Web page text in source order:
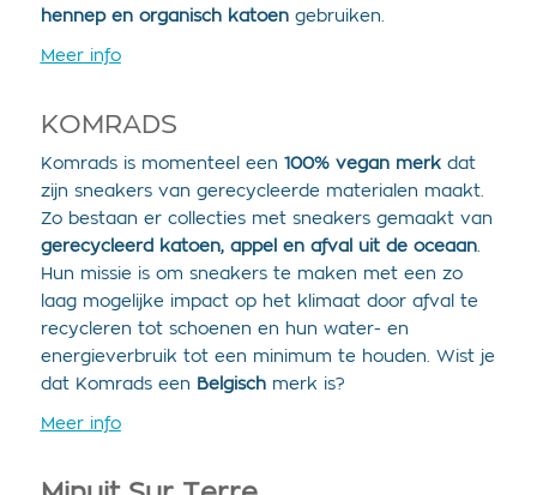
hennep en organisch katoengebruiken.
Meer info
KOMRADS
Komrads is momenteel een 100% vegan merkdat
zijn sneakers van gerecycleerde materialen maakt.
Zo bestaan er collecties met sneakers gemaakt van
gerecycleerd katoen, appel en afval uit de oceaan.
Hun missie is om sneakers te maken met een zo
laag mogelijke impact op het klimaat door afval te
recycleren tot schoenen en hun water- en
energieverbruik tot een minimum te houden. Wist je
dat Komrads een
Belgischmerk is?
Meer info